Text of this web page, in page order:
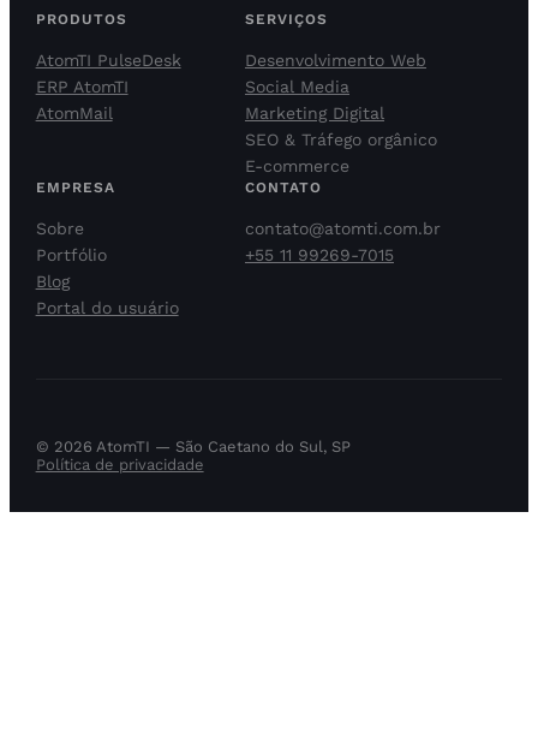
PRODUTOS
AtomTI PulseDesk
ERP AtomTI
AtomMail
SERVIÇOS
Desenvolvimento Web
Social Media
Marketing Digital
SEO & Tráfego orgânico
E-commerce
EMPRESA
Sobre
Portfólio
Blog
Portal do usuário
CONTATO
contato@atomti.com.br
+55 11 99269-7015
© 2026 AtomTI — São Caetano do Sul, SP
Política de privacidade